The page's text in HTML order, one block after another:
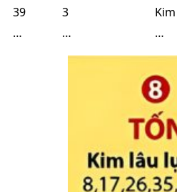
39
3
…
… …